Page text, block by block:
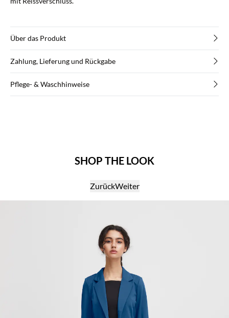
Über das Produkt
Zahlung, Lieferung und Rückgabe
Pflege- & Waschhinweise
SHOP THE LOOK
ZurückWeiter